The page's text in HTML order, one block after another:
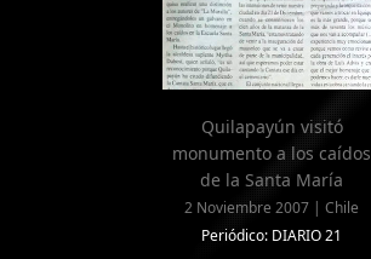
Quilapayún visitó
monumento a los caídos
de la Santa María
2 Noviembre 2007 | Chile
Periódico: DIARIO 21